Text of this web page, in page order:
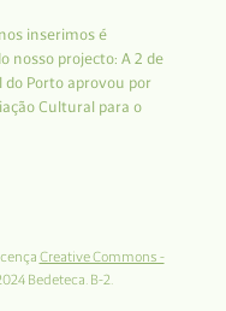
inserimos é
nosso projecto: A 2 de
do Porto aprovou por
Cultural para o
Creative Commons -
Bedeteca. B-2.